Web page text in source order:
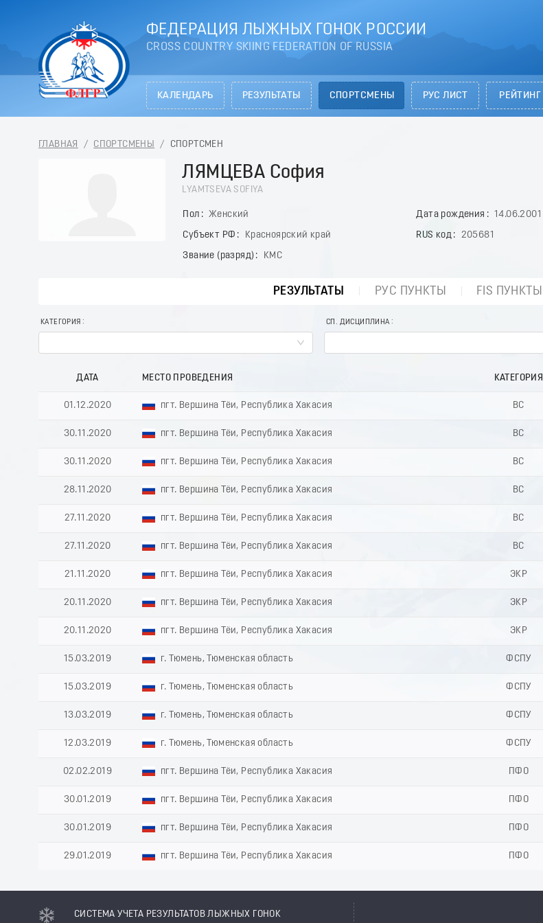
ФЕДЕРАЦИЯ ЛЫЖНЫХ ГОНОК РОССИИ
CROSS COUNTRY SKIING FEDERATION OF RUSSIA
КАЛЕНДАРЬ РЕЗУЛЬТАТЫ СПОРТСМЕНЫ РУС ЛИСТ РЕЙТИНГ
ГЛАВНАЯ / СПОРТСМЕНЫ / СПОРТСМЕН
ЛЯМЦЕВА София
LYAMTSEVA SOFIYA
Пол Женский Дата рождения 14.06.2001
Субъект РФ
Красноярский край RUS код 205681
Звание (разряд)
КМС
РЕЗУЛЬТАТЫ РУС ПУНКТЫ FIS ПУНКТЫ
КАТЕГОРИЯ СП. ДИСЦИПЛИНА
ДАТА МЕСТО ПРОВЕДЕНИЯ КАТЕГОРИЯ
01.12.2020 пгт. Вершина Тёи, Республика Хакасия ВС
30.11.2020 пгт. Вершина Тёи, Республика Хакасия ВС
30.11.2020 пгт. Вершина Тёи, Республика Хакасия ВС
28.11.2020 пгт. Вершина Тёи, Республика Хакасия ВС
27.11.2020 пгт. Вершина Тёи, Республика Хакасия ВС
27.11.2020 пгт. Вершина Тёи, Республика Хакасия ВС
21.11.2020 пгт. Вершина Тёи, Республика Хакасия ЭКР
20.11.2020 пгт. Вершина Тёи, Республика Хакасия ЭКР
20.11.2020 пгт. Вершина Тёи, Республика Хакасия ЭКР
15.03.2019 г. Тюмень, Тюменская область ФСПУ
15.03.2019 г. Тюмень, Тюменская область ФСПУ
13.03.2019 г. Тюмень, Тюменская область ФСПУ
12.03.2019 г. Тюмень, Тюменская область ФСПУ
02.02.2019 пгт. Вершина Тёи, Республика Хакасия ПФО
30.01.2019 пгт. Вершина Тёи, Республика Хакасия ПФО
30.01.2019 пгт. Вершина Тёи, Республика Хакасия ПФО
29.01.2019 пгт. Вершина Тёи, Республика Хакасия ПФО
СИСТЕМА УЧЕТА РЕЗУЛЬТАТОВ ЛЫЖНЫХ ГОНОК